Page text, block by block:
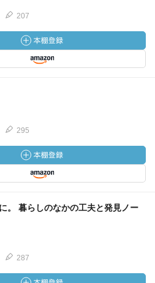
207
295
。 暮らしのなかの工夫と発見ノー
287